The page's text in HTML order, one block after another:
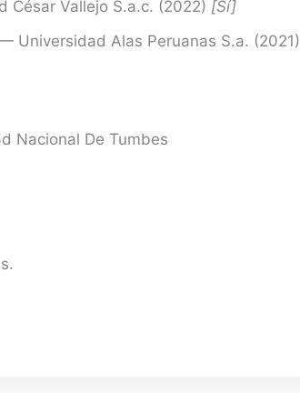
César Vallejo S.a.c. (2022) [Sí]
Universidad Alas Peruanas S.a. (2021)
Nacional De Tumbes